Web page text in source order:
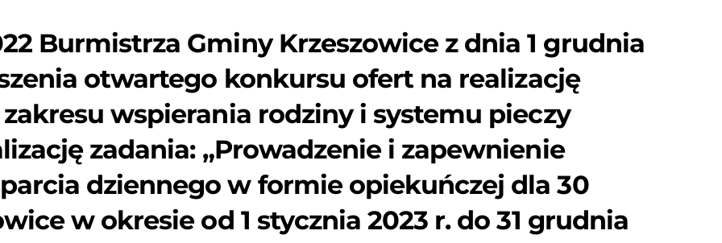
Burmistrza Gminy Krzeszowice z dnia 1 grudnia
otwartego konkursu ofert na realizację
wspierania rodziny i systemu pieczy
zadania: „Prowadzenie i zapewnienie
dziennego w formie opiekuńczej dla 30
w okresie od 1 stycznia 2023 r. do 31 grudnia